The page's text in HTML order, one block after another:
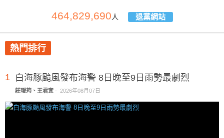
464,829,690人 退黨網站
熱門排行
1 白海豚颱風發布海警 8日晚至9日雨勢最劇烈
莊璦筠、王君宜 - 2026年08月07日